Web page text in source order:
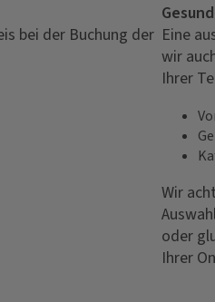
bei der Buchung der Eine
wir
Ihrer
Wir
oder
Ihrer